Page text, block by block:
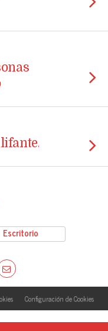
Escritorio
Configuración de Cookies